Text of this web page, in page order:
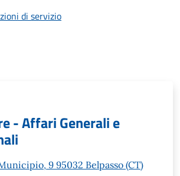
di servizio
- Affari Generali e
9 95032 Belpasso (CT)